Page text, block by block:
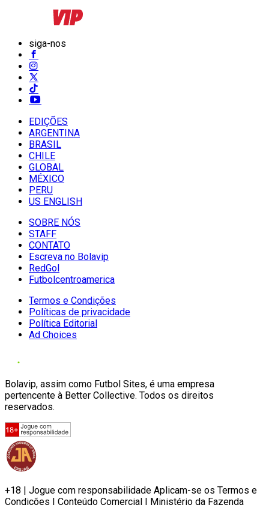
siga-nos
EDIÇÕES
ARGENTINA
BRASIL
CHILE
GLOBAL
MÉXICO
PERU
US ENGLISH
SOBRE NÓS
STAFF
CONTATO
Escreva no Bolavip
RedGol
Futbolcentroamerica
Termos e Condições
Políticas de privacidade
Política Editorial
Ad Choices
Bolavip, assim como Futbol Sites, é uma empresa
pertencente à Better Collective. Todos os direitos
reservados.
+18 | Jogue com responsabilidade Aplicam-se os Termos e
Condições | Conteúdo Comercial | Ministério da Fazenda